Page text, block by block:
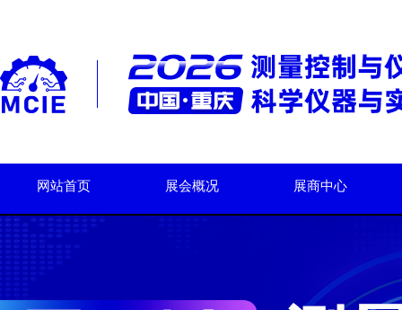
网站首页 展会概况 展商中心